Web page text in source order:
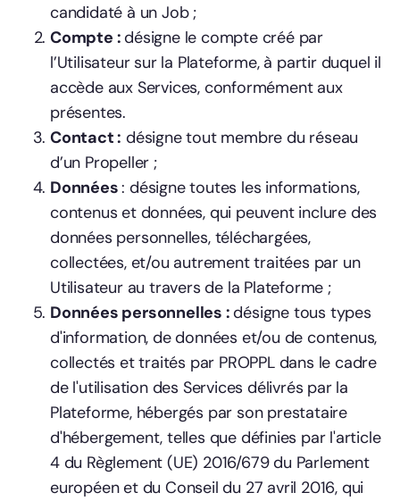
candidaté à un Job ;
Compte : désigne le compte créé par
l’Utilisateur sur la Plateforme, à partir duquel il
accède aux Services, conformément aux
présentes.
Contact : désigne tout membre du réseau
d’un Propeller ;
Données: désigne toutes les informations,
contenus et données, qui peuvent inclure des
données personnelles, téléchargées,
collectées, et/ou autrement traitées par un
Utilisateur au travers de la Plateforme ;
Données personnelles : désigne tous types
d'information, de données et/ou de contenus,
collectés et traités par PROPPL dans le cadre
de l'utilisation des Services délivrés par la
Plateforme, hébergés par son prestataire
d'hébergement, telles que définies par l'article
4 du Règlement (UE) 2016/679 du Parlement
européen et du Conseil du 27 avril 2016, qui